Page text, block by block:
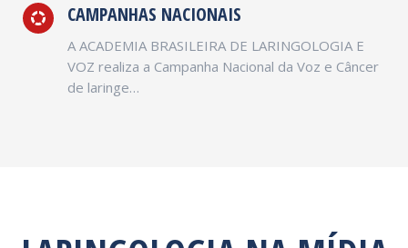
CAMPANHAS NACIONAIS
A ACADEMIA BRASILEIRA DE LARINGOLOGIA E
VOZ realiza a Campanha Nacional da Voz e Câncer
de laringe…